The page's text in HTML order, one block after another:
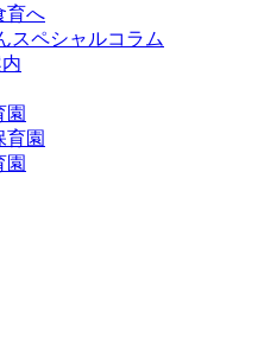
育へ
スペシャルコラム
園
育園
園